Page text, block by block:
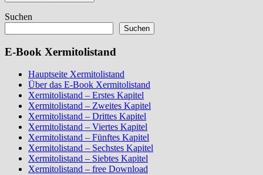
Suchen
Suchen
E-Book Xermitolistand
Hauptseite Xermitolistand
Über das E-Book Xermitolistand
Xermitolistand – Erstes Kapitel
Xermitolistand – Zweites Kapitel
Xermitolistand – Drittes Kapitel
Xermitolistand – Viertes Kapitel
Xermitolistand – Fünftes Kapitel
Xermitolistand – Sechstes Kapitel
Xermitolistand – Siebtes Kapitel
Xermitolistand – free Download